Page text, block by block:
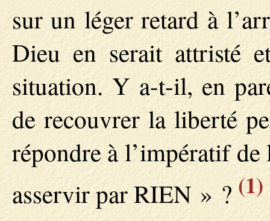
sur un léger retard à
Dieu en serait attristé
situation. Y a-t-il, en
de recouvrer la liberté
répondre à l’impératif
asservir par RIEN » ?(1)